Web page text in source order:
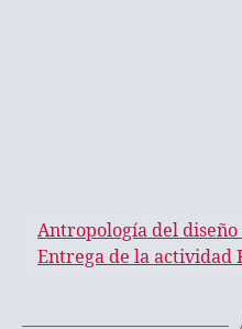
Antropología del diseño
Entrega de la actividad